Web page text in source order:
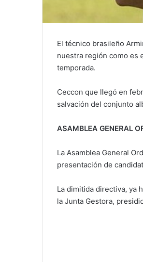
El técnico brasileño
nuestra región como es
temporada.
Ceccon que llegó en
salvación del conjunto
ASAMBLEA GENERAL
La Asamblea General
presentación de
La dimitida directiva, ya
la Junta Gestora,